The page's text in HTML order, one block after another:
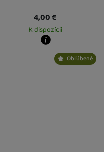
4,00€
K dispozícii
Kdy zboží dostanete?
Osobný odber vo výdajnom mieste
Obľúbené